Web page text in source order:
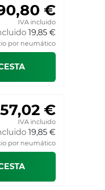
€
IVA incluido
19,85 €
por neumático
€
IVA incluido
19,85 €
por neumático